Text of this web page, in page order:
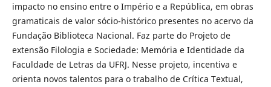
impacto no ensino entre o Império e a República, em obras
gramaticais de valor sócio-histórico presentes no acervo da
Fundação Biblioteca Nacional. Faz parte do Projeto de
extensão Filologia e Sociedade: Memória e Identidade da
Faculdade de Letras da UFRJ. Nesse projeto, incentiva e
orienta novos talentos para o trabalho de Crítica Textual,